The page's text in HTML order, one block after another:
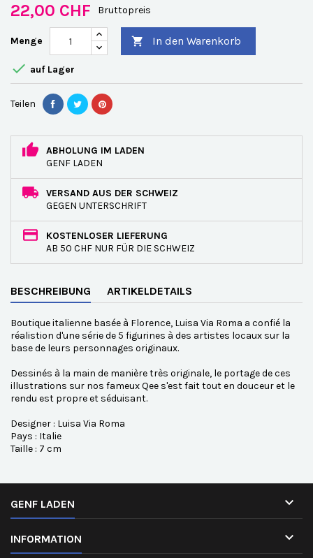
22,00 CHF Bruttopreis
Menge  In den Warenkorb
 auf Lager
Teilen
ABHOLUNG IM LADEN
GENF LADEN
VERSAND AUS DER SCHWEIZ
GEGEN UNTERSCHRIFT
KOSTENLOSER LIEFERUNG
AB 50 CHF NUR FÜR DIE SCHWEIZ
BESCHREIBUNG ARTIKELDETAILS
Boutique italienne basée à Florence, Luisa Via Roma a confié la
réalistion d'une série de 5 figurines à des artistes locaux sur la
base de leurs personnages originaux.
Dessinés à la main de manière très originale, le portage de ces
illustrations sur nos fameux Qee s'est fait tout en douceur et le
rendu est propre et séduisant.
Designer : Luisa Via Roma
Pays : Italie
Taille : 7 cm
GENF LADEN 
INFORMATION 